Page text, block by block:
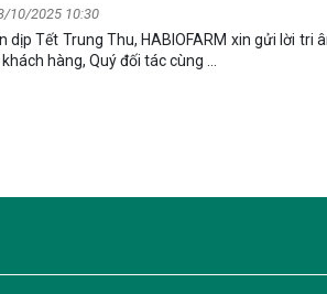
10/2025 10:30
dịp Tết Trung Thu, HABIOFARM xin gửi lời tri
khách hàng, Quý đối tác cùng …